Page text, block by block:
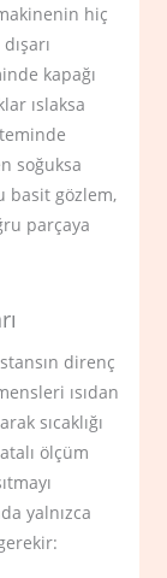
hiç
kapağı
ıslaksa
soğuksa
basit gözlem,
parçaya
direnç
ısıdan
sıcaklığı
ölçüm
yalnızca